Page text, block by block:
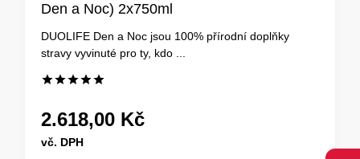
Den a Noc) 2x750ml
DUOLIFE Den a Noc jsou 100% přírodní doplňky
stravy vyvinuté pro ty, kdo ...
2.618,00 Kč
vč. DPH